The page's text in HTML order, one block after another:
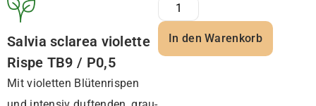
Salvia sclarea violette
Rispe TB9 / P0,5
Mit violetten Blütenrispen
In den Warenkorb